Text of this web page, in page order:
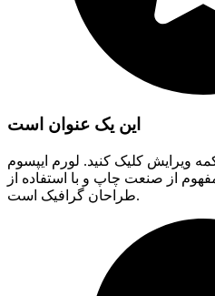
این یک عنوان است
ویرایش کلیک کنید. لورم ایپسوم
از صنعت چاپ و با استفاده از
طراحان گرافیک است.